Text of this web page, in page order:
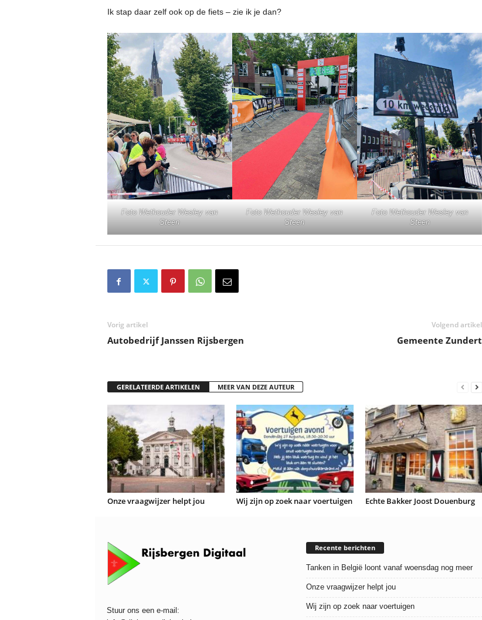
Ik stap daar zelf ook op de fiets – zie ik je dan?
Foto Wethouder Wesley van
Steen
Foto Wethouder Wesley van
Steen
Foto Wethouder Wesley van
Steen
Vorig artikel
Autobedrijf Janssen Rijsbergen
Volgend artikel
Gemeente Zundert
GERELATEERDE ARTIKELEN MEER VAN DEZE AUTEUR
Onze vraagwijzer helpt jou Wij zijn op zoek naar voertuigen Echte Bakker Joost Douenburg
Stuur ons een e-mail:
Recente berichten
Tanken in België loont vanaf woensdag nog meer
Onze vraagwijzer helpt jou
Wij zijn op zoek naar voertuigen